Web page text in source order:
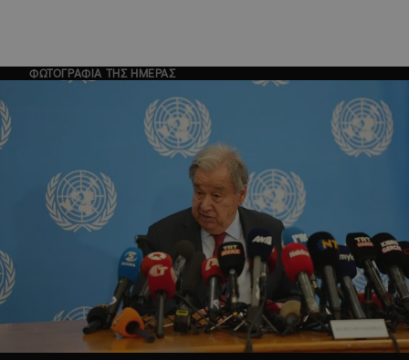
ΦΩΤΟΓΡΑΦΙΑ ΤΗΣ ΗΜΕΡΑΣ